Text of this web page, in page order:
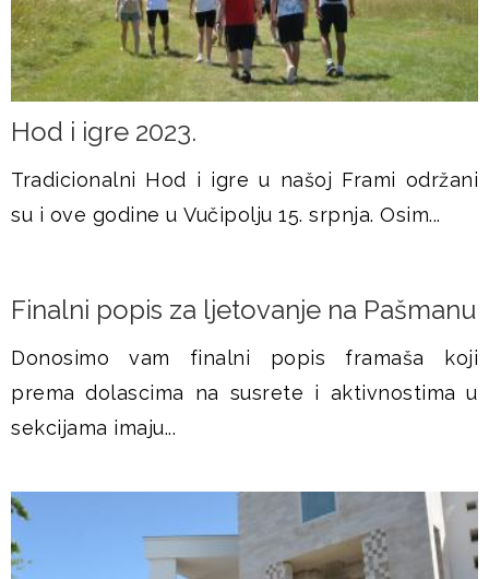
Hod i igre 2023.
Tradicionalni Hod i igre u našoj Frami održani
su i ove godine u Vučipolju 15. srpnja. Osim...
Finalni popis za ljetovanje na Pašmanu
Donosimo vam finalni popis framaša koji
prema dolascima na susrete i aktivnostima u
sekcijama imaju...